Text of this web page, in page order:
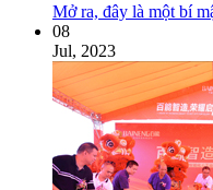
Mở ra, đây là một bí
08
Jul, 2023